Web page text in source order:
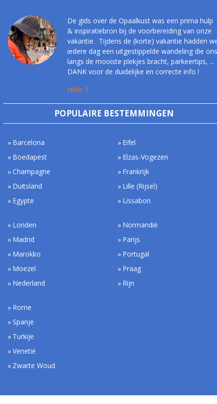
De gids over de Opaalkust was een prima hulp
& inspiratiebron bij de voorbereiding van onze
vakantie. Tijdens de (korte) vakantie hadden
iedere dag een uitgestippelde wandeling die ons
langs de mooiste plekjes bracht, parkeertips, ...
DANK voor de duidelijke en correcte info !
Hilde S.
POPULAIRE BESTEMMINGEN
Barcelona
Boedapest
Champagne
Duitsland
Egypte
Eifel
Elzas-Vogezen
Frankrijk
Lille (Rijsel)
Lissabon
Londen
Madrid
Marokko
Moezel
Nederland
Normandië
Parijs
Portugal
Praag
Rijn
Rome
Spanje
Turkije
Venetië
Zwarte Woud